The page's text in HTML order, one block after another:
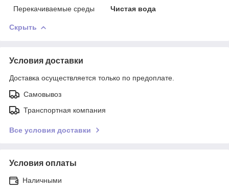
Перекачиваемые среды
Чистая вода
Скрыть
Условия доставки
Доставка осуществляется только по предоплате.
Самовывоз
Транспортная компания
Все условия доставки
Условия оплаты
Наличными